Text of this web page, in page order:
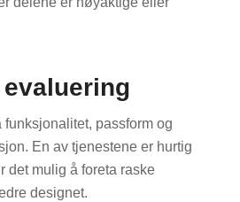
funksjonalitet, passform og
En av tjenestene er hurtig
det mulig å foreta raske
designet.